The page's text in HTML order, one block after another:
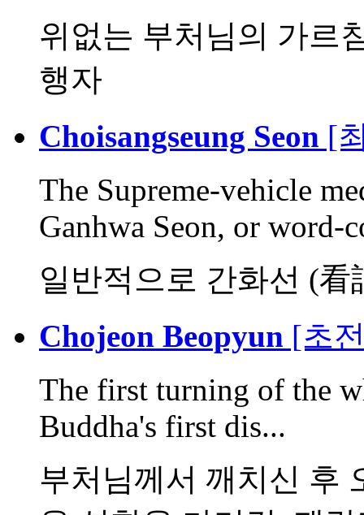
위없는 부처님의 가르
행자
Choisangseung Seon [
The Supreme-vehicle
Ganhwa Seon, or word-
일반적으로 간화선 (看
Chojeon Beopyun [초
The first turning of the
Buddha's first dis...
부처님께서 깨치신 후